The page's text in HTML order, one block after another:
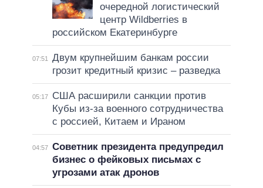
очередной логистический
центр Wildberries в
российском Екатеринбурге
07:51
Двум крупнейшим банкам россии
грозит кредитный кризис – разведка
05:17
США расширили санкции против
Кубы из-за военного сотрудничества
с россией, Китаем и Ираном
04:57 Советник президента предупредил
бизнес о фейковых письмах с
угрозами атак дронов